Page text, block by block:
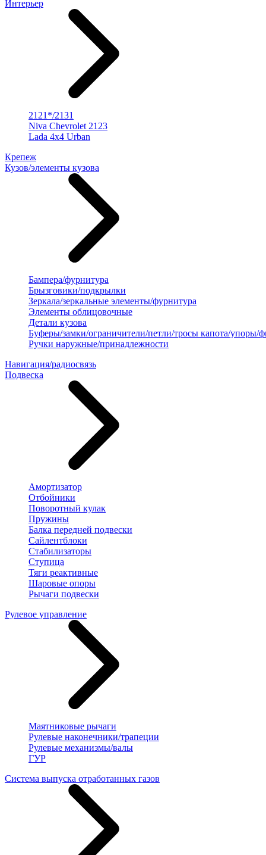
Интерьер
2121*/2131
Niva Chevrolet 2123
Lada 4x4 Urban
Крепеж
Кузов/элементы кузова
Бампера/фурнитура
Брызговики/подкрылки
Зеркала/зеркальные элементы/фурнитура
Элементы облицовочные
Детали кузова
Буферы/замки/ограничители/петли/тросы капота/упоры/
Ручки наружные/принадлежности
Навигация/радиосвязь
Подвеска
Амортизатор
Отбойники
Поворотный кулак
Пружины
Балка передней подвески
Сайлентблоки
Стабилизаторы
Ступица
Тяги реактивные
Шаровые опоры
Рычаги подвески
Рулевое управление
Маятниковые рычаги
Рулевые наконечники/трапеции
Рулевые механизмы/валы
ГУР
Система выпуска отработанных газов